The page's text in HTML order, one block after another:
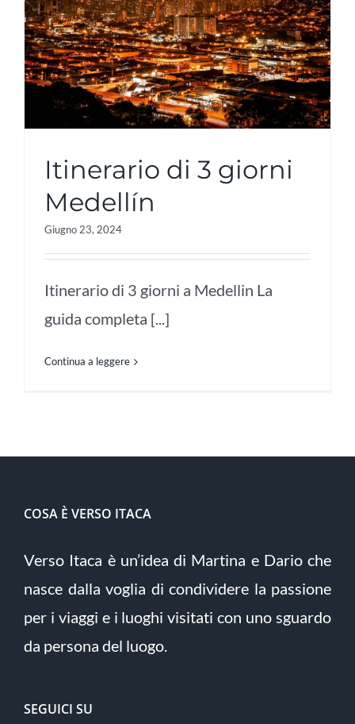
Itinerario di 3 giorni
Medellín
Giugno 23, 2024
Itinerario di 3 giorni a Medellin La
guida completa [...]
Continua a leggere
COSA È VERSO ITACA
Verso Itaca è un’idea di Martina e Dario che
nasce dalla voglia di condividere la passione
per i viaggi e i luoghi visitati con uno sguardo
da persona del luogo.
SEGUICI SU